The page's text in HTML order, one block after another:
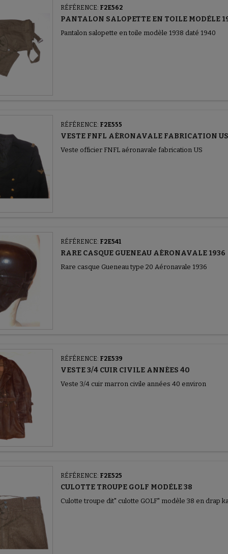
RÉFÉRENCE: F2E562
PANTALON SALOPETTE EN TOILE MODÈLE
Pantalon salopette en toile modèle 1938 daté 1940
RÉFÉRENCE: F2E555
VESTE FNFL AÉRONAVALE FABRICATION US
Veste officier FNFL aéronavale fabrication US
RÉFÉRENCE: F2E541
RARE CASQUE GUENEAU AÉRONAVALE 1936
Rare casque Gueneau type 20 Aéronavale 1936
RÉFÉRENCE: F2E539
VESTE 3/4 CUIR CIVILE ANNÉES 40
Veste 3/4 cuir marron civile années 40 environ
RÉFÉRENCE: F2E525
CULOTTE TROUPE GOLF MODÈLE 38
Culotte troupe dit" culotte GOLF" modèle 38 en drap